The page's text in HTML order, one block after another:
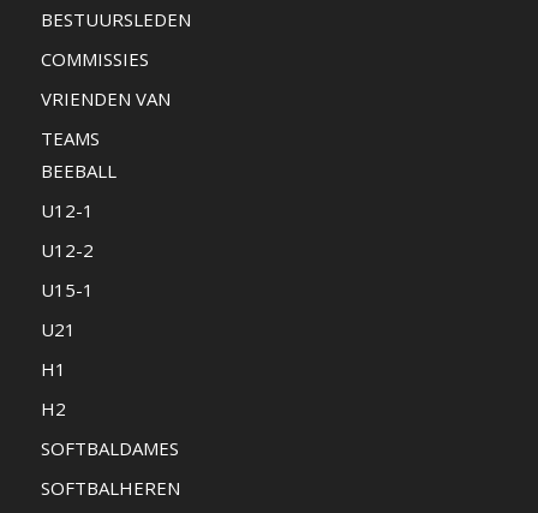
BESTUURSLEDEN
COMMISSIES
VRIENDEN VAN
TEAMS
BEEBALL
U12-1
U12-2
U15-1
U21
H1
H2
SOFTBALDAMES
SOFTBALHEREN